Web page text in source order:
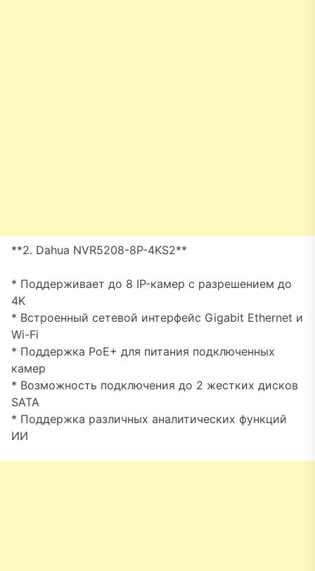
**2. Dahua NVR5208-8P-4KS2**
* Поддерживает до 8 IP-камер с разрешением до
4K
* Встроенный сетевой интерфейс Gigabit Ethernet и
Wi-Fi
* Поддержка PoE+ для питания подключенных
камер
* Возможность подключения до 2 жестких дисков
SATA
* Поддержка различных аналитических функций
ИИ